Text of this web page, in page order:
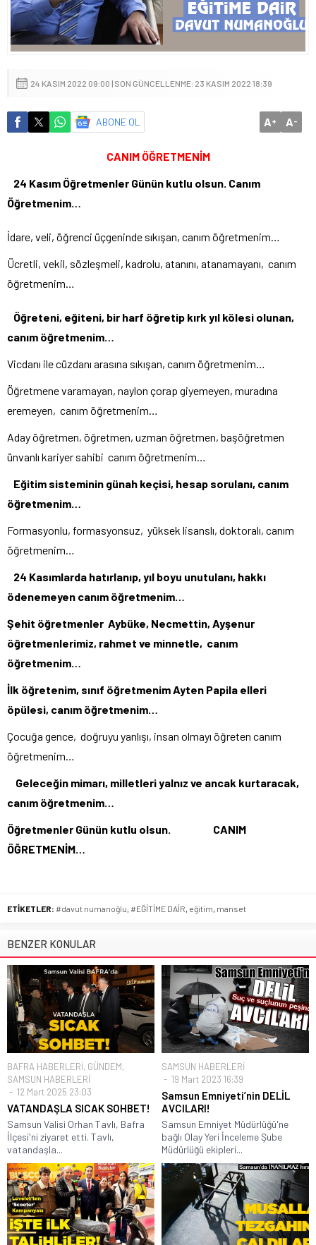
24 KASIM 2022 09:00 | SON GÜNCELLENME: 23 KASIM 2022 18:39
ABONE OL A+ A-
CANIM ÖĞRETMENİM
24 Kasım Öğretmenler Günün kutlu olsun. Canım
Öğretmenim…
İdare, veli, öğrenci üçgeninde sıkışan, canım öğretmenim…
Ücretli, vekil, sözleşmeli, kadrolu, atanını, atanamayanı, canım
öğretmenim…
Öğreteni, eğiteni, bir harf öğretip kırk yıl kölesi olunan,
canım öğretmenim…
Vicdanı ile cüzdanı arasına sıkışan, canım öğretmenim…
Öğretmene varamayan, naylon çorap giyemeyen, muradına
eremeyen, canım öğretmenim…
Aday öğretmen, öğretmen, uzman öğretmen, başöğretmen
ünvanlı kariyer sahibi canım öğretmenim…
Eğitim sisteminin günah keçisi, hesap sorulanı, canım
öğretmenim…
Formasyonlu, formasyonsuz, yüksek lisanslı, doktoralı, canım
öğretmenim…
24 Kasımlarda hatırlanıp, yıl boyu unutulanı, hakkı
ödenemeyen canım öğretmenim…
Şehit öğretmenler Aybüke, Necmettin, Ayşenur
öğretmenlerimiz, rahmet ve minnetle, canım
öğretmenim…
İlk öğretenim, sınıf öğretmenim Ayten Papila elleri
öpülesi, canım öğretmenim…
Çocuğa gence, doğruyu yanlışı, insan olmayı öğreten canım
öğretmenim…
Geleceğin mimarı, milletleri yalnız ve ancak kurtaracak,
canım öğretmenim…
Öğretmenler Günün kutlu olsun. CANIM
ÖĞRETMENİM…
ETİKETLER: #davut numanoğlu #EĞİTİME DAİR eğitim manset
BENZER KONULAR
BAFRA HABERLERİ, GÜNDEM,
SAMSUN HABERLERİ
12 Mart 2025 23:03
VATANDAŞLA SICAK SOHBET!
Samsun Valisi Orhan Tavlı, Bafra
İlçesi'ni ziyaret etti. Tavlı,
vatandaşla...
SAMSUN HABERLERİ
19 Mart 2023 16:39
Samsun Emniyeti’nin DELİL
AVCILARI!
Samsun Emniyet Müdürlüğü'ne
bağlı Olay Yeri İnceleme Şube
Müdürlüğü ekipleri...